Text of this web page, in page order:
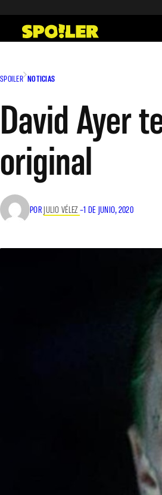
contenido
SPOILER NOTICIAS
David Ayer
original
POR JULIO VÉLEZ –1 DE JUNIO, 2020